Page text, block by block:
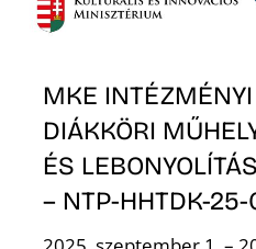
MKE
DIÁKKÖRI
ÉS
– NTP-HHTDK-